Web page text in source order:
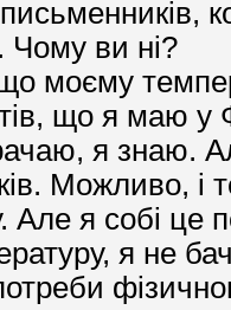
Чому ви ні?
моєму
що я маю
я знаю.
Можливо,
Але я собі
я не